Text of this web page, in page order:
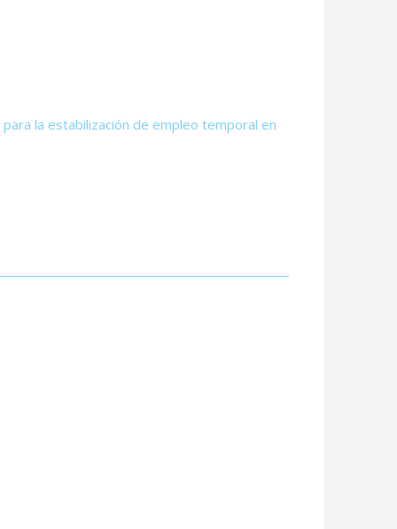
la estabilización de empleo temporal en